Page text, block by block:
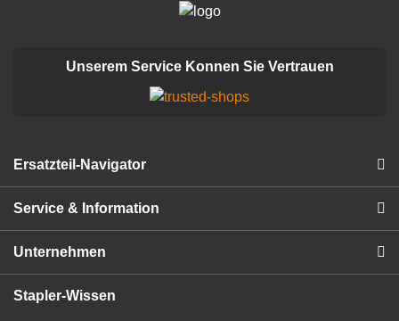
Unserem Service Konnen Sie Vertrauen
Ersatzteil-Navigator
Service & Information
Unternehmen
Stapler-Wissen